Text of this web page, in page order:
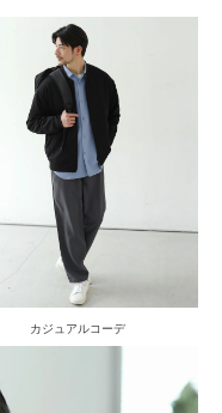
カジュアルコーデ